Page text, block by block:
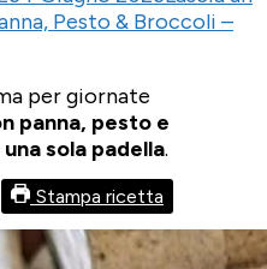
Pesto & Broccoli –
per giornate
panna, pesto e
una sola padella.
Stampa ricetta